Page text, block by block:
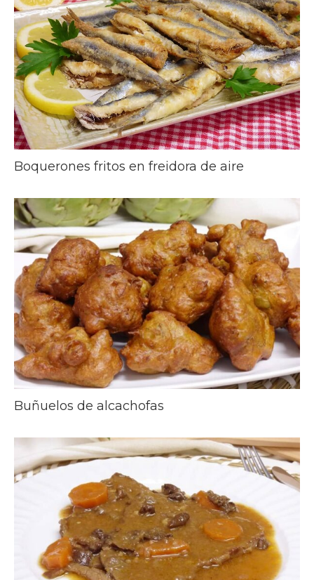
Boquerones fritos en freidora de aire
Buñuelos de alcachofas